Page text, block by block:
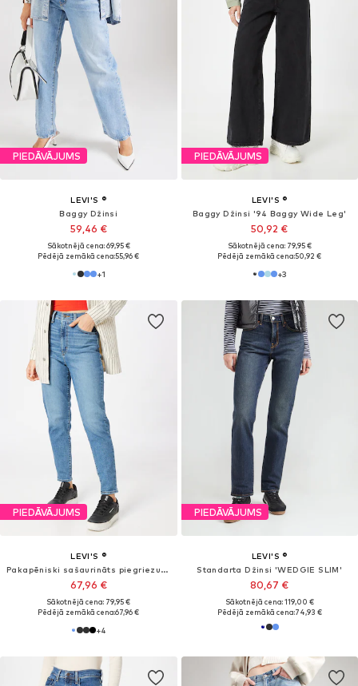
PIEDĀVĀJUMS
LEVI'S ®
Baggy Džinsi
59,46 €
Sākotnējā cena: 69,95 €
Pēdējā zemākā cena:55,96 €
+1
PIEDĀVĀJUMS
LEVI'S ®
Baggy Džinsi '94 Baggy Wide Leg'
50,92 €
Sākotnējā cena: 79,95 €
Pēdējā zemākā cena:50,92 €
+3
PIEDĀVĀJUMS
LEVI'S ®
Pakapēniski sašaurināts piegriezums Džinsi
67,96 €
Sākotnējā cena: 79,95 €
Pēdējā zemākā cena:67,96 €
+4
PIEDĀVĀJUMS
LEVI'S ®
Standarta Džinsi 'WEDGIE SLIM'
80,67 €
Sākotnējā cena: 119,00 €
Pēdējā zemākā cena:74,93 €